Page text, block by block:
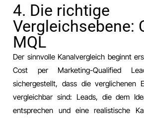
4. Die richtige
Vergleichsebene:
MQL
Der sinnvolle Kanalvergleich beginnt
Cost per Marketing-Qualified
sichergestellt, dass die verglichenen
vergleichbar sind: Leads, die dem
entsprechen und eine realistische